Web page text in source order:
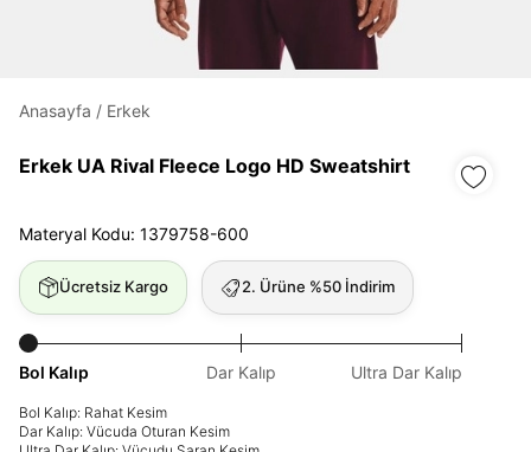
Anasayfa / Erkek
Erkek UA Rival Fleece Logo HD Sweatshirt
Materyal Kodu: 1379758-600
Ücretsiz Kargo 2. Ürüne %50 İndirim
Bol Kalıp Dar Kalıp Ultra Dar Kalıp
Bol Kalıp: Rahat Kesim
Dar Kalıp: Vücuda Oturan Kesim
Daha hızlı ödeme. Hızlı sipariş takibi.
Giriş Yap Kayıt Ol
E-posta
Beni Hatırla